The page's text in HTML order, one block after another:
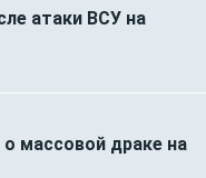
атаки ВСУ на
массовой драке на